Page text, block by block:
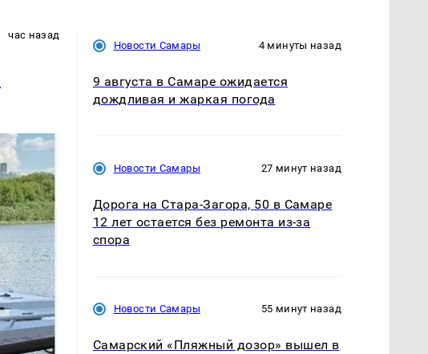
час назад
Новости Самары 4 минуты назад
9 августа в Самаре ожидается
дождливая и жаркая погода
Новости Самары 27 минут назад
Дорога на Стара-Загора, 50 в Самаре
12 лет остается без ремонта из-за
спора
Новости Самары 55 минут назад
Самарский «Пляжный дозор» вышел в